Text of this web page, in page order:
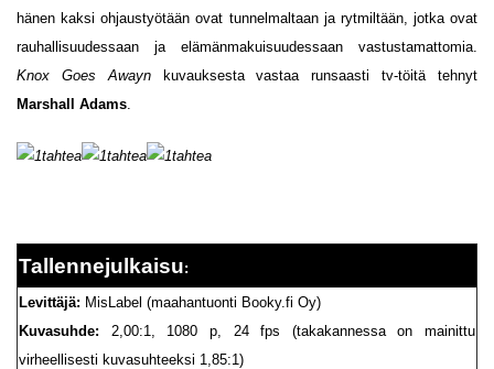
hänen kaksi ohjaustyötään ovat tunnelmaltaan ja rytmiltään, jotka ovat
rauhallisuudessaan ja elämänmakuisuudessaan vastustamattomia.
Knox Goes Awayn
kuvauksesta vastaa runsaasti tv-töitä tehnyt
Marshall Adams.
Tallennejulkaisu:
Levittäjä: MisLabel (maahantuonti Booky.fi Oy)
Kuvasuhde: 2,00:1, 1080 p, 24 fps (takakannessa on mainittu
virheellisesti kuvasuhteeksi 1,85:1)